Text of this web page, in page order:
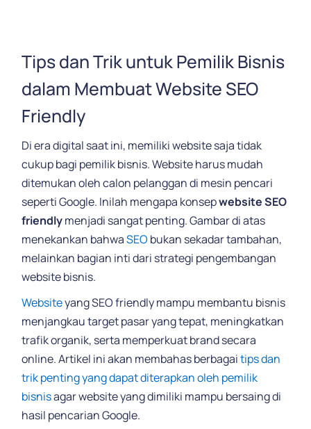
Tips dan Trik untuk Pemilik Bisnis
dalam Membuat Website SEO
Friendly
Di era digital saat ini, memiliki website saja tidak
cukup bagi pemilik bisnis. Website harus mudah
ditemukan oleh calon pelanggan di mesin pencari
seperti Google. Inilah mengapa konsepwebsite SEO
friendlymenjadi sangat penting. Gambar di atas
menekankan bahwaSEO bukan sekadar tambahan,
melainkan bagian inti dari strategi pengembangan
website bisnis.
Websiteyang SEO friendly mampu membantu bisnis
menjangkau target pasar yang tepat, meningkatkan
trafik organik, serta memperkuat brand secara
online. Artikel ini akan membahas berbagaitips dan
trik penting yang dapat diterapkan oleh pemilik
bisnisagar website yang dimiliki mampu bersaing di
hasil pencarian Google.